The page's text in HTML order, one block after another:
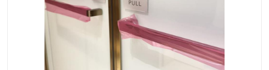
明蓝保护膜 纯黑保护膜
印字保护膜 彩钢板保护膜